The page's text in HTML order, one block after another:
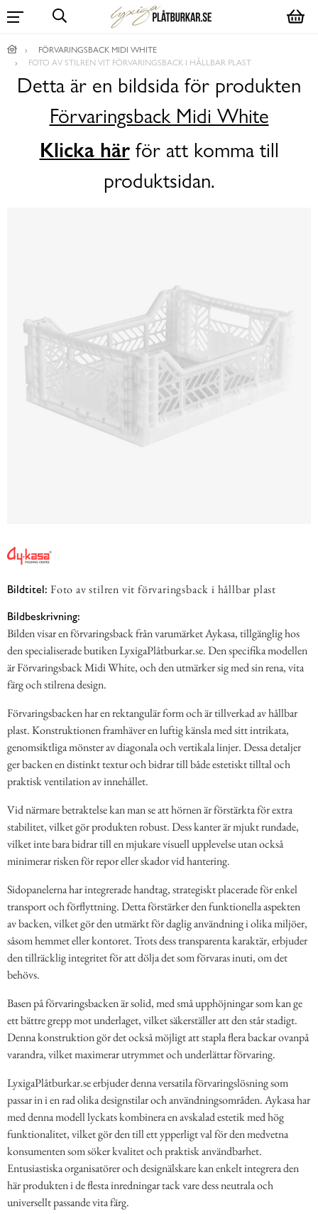
FÖRVARINGSBACK MIDI WHITE
FOTO AV STILREN VIT FÖRVARINGSBACK I HÅLLBAR PLAST
Detta är en bildsida för produkten
Förvaringsback Midi White
Klicka härför att komma till
produktsidan.
Bildtitel: Foto av stilren vit förvaringsback i hållbar plast
Bildbeskrivning:
Bilden visar en förvaringsback från varumärket Aykasa, tillgänglig hos
den specialiserade butiken LyxigaPlåtburkar.se. Den specifika modellen
är Förvaringsback Midi White, och den utmärker sig med sin rena, vita
färg och stilrena design.
Förvaringsbacken har en rektangulär form och är tillverkad av hållbar
plast. Konstruktionen framhäver en luftig känsla med sitt intrikata,
genomsiktliga mönster av diagonala och vertikala linjer. Dessa detaljer
ger backen en distinkt textur och bidrar till både estetiskt tilltal och
praktisk ventilation av innehållet.
Vid närmare betraktelse kan man se att hörnen är förstärkta för extra
stabilitet, vilket gör produkten robust. Dess kanter är mjukt rundade,
vilket inte bara bidrar till en mjukare visuell upplevelse utan också
minimerar risken för repor eller skador vid hantering.
Sidopanelerna har integrerade handtag, strategiskt placerade för enkel
transport och förflyttning. Detta förstärker den funktionella aspekten
av backen, vilket gör den utmärkt för daglig användning i olika miljöer,
såsom hemmet eller kontoret. Trots dess transparenta karaktär, erbjuder
den tillräcklig integritet för att dölja det som förvaras inuti, om det
behövs.
Basen på förvaringsbacken är solid, med små upphöjningar som kan ge
ett bättre grepp mot underlaget, vilket säkerställer att den står stadigt.
Denna konstruktion gör det också möjligt att stapla flera backar ovanpå
varandra, vilket maximerar utrymmet och underlättar förvaring.
LyxigaPlåtburkar.se erbjuder denna versatila förvaringslösning som
passar in i en rad olika designstilar och användningsområden. Aykasa har
med denna modell lyckats kombinera en avskalad estetik med hög
funktionalitet, vilket gör den till ett ypperligt val för den medvetna
konsumenten som söker kvalitet och praktisk användbarhet.
Entusiastiska organisatörer och designälskare kan enkelt integrera den
här produkten i de flesta inredningar tack vare dess neutrala och
universellt passande vita färg.